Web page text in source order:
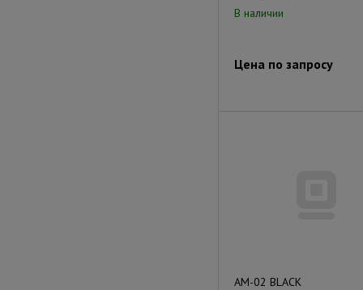
В наличии
Цена по запросу
AM-02 BLACK